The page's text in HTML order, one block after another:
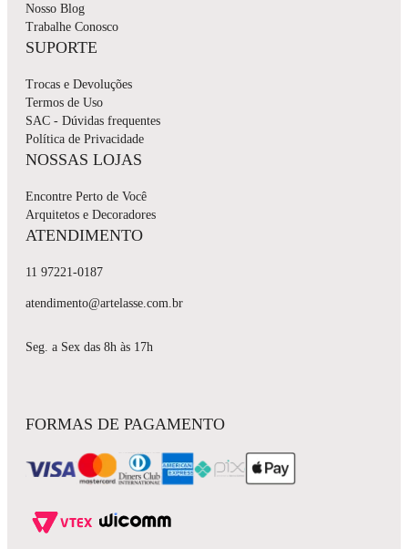
Nosso Blog
Trabalhe Conosco
SUPORTE
Trocas e Devoluções
Termos de Uso
SAC - Dúvidas frequentes
Política de Privacidade
NOSSAS LOJAS
Encontre Perto de Você
Arquitetos e Decoradores
ATENDIMENTO
11 97221-0187
atendimento@artelasse.com.br
Seg. a Sex das 8h às 17h
FORMAS DE PAGAMENTO